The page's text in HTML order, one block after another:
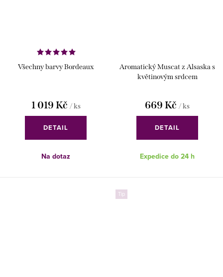
Všechny barvy Bordeaux
1 019 Kč / ks
DETAIL
Na dotaz
Aromatický Muscat z Alsaska s
květinovým srdcem
669 Kč / ks
DETAIL
Expedice do 24 h
Tip